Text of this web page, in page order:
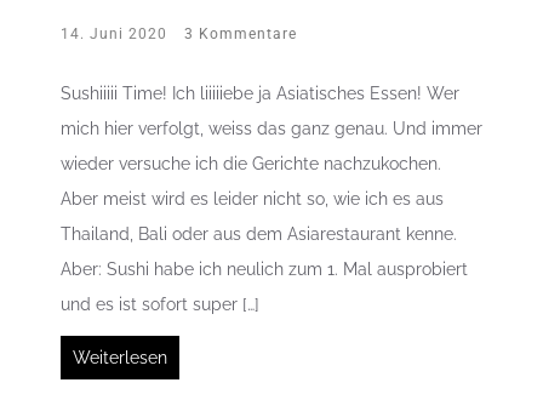
14. Juni 2020 3 Kommentare
Sushiiiii Time! Ich liiiiiebe ja Asiatisches Essen! Wer
mich hier verfolgt, weiss das ganz genau. Und immer
wieder versuche ich die Gerichte nachzukochen.
Aber meist wird es leider nicht so, wie ich es aus
Thailand, Bali oder aus dem Asiarestaurant kenne.
Aber: Sushi habe ich neulich zum 1. Mal ausprobiert
und es ist sofort super […]
Weiterlesen